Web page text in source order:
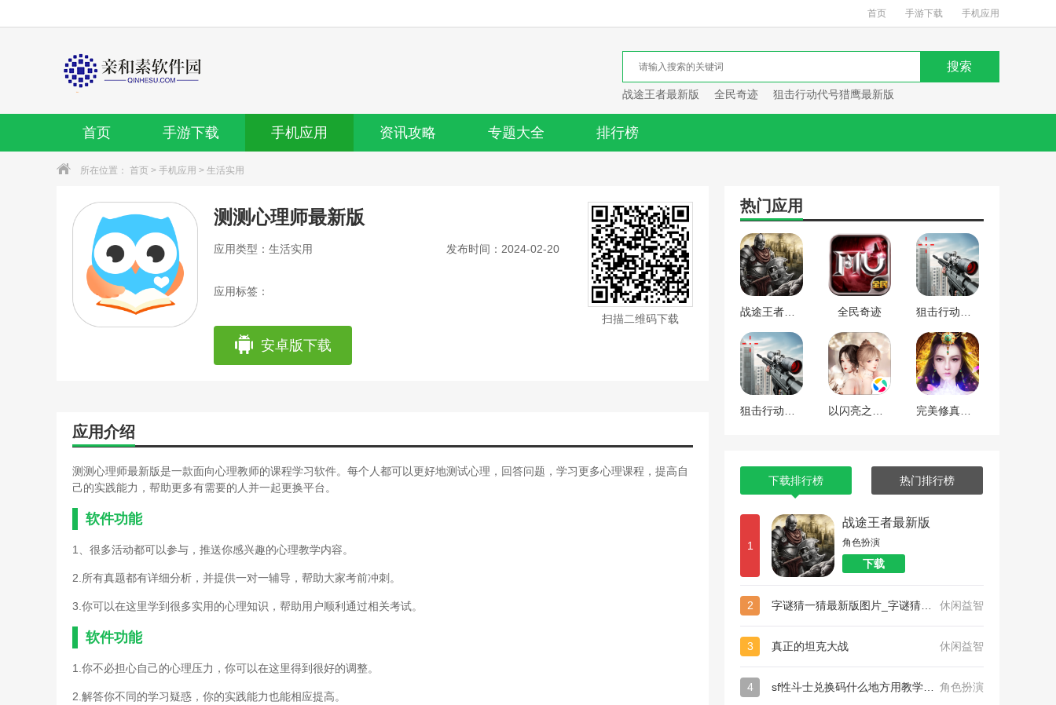
首页 手游下载 手机应用
战途王者最新版 全民奇迹 狙击行动代号猎鹰最新版
首页 手游下载 手机应用 资讯攻略 专题大全 排行榜
所在位置： 首页 > 手机应用 > 生活实用
测测心理师最新版
应用类型：生活实用 发布时间：2024-02-20
应用标签：
安卓版下载
扫描二维码下载
应用介绍
测测心理师最新版是一款面向心理教师的课程学习软件。每个人都可以更好地测试心理，回答问题，学习更多心理课程，提高自
己的实践能力，帮助更多有需要的人并一起更换平台。
软件功能
1、很多活动都可以参与，推送你感兴趣的心理教学内容。
2.所有真题都有详细分析，并提供一对一辅导，帮助大家考前冲刺。
3.你可以在这里学到很多实用的心理知识，帮助用户顺利通过相关考试。
软件功能
1.你不必担心自己的心理压力，你可以在这里得到很好的调整。
2.解答你不同的学习疑惑，你的实践能力也能相应提高。
热门应用
全民奇迹
下载排行榜 热门排行榜
1
战途王者最新版
角色扮演
下载
2 休闲益智
3 真正的坦克大战 休闲益智
4 角色扮演